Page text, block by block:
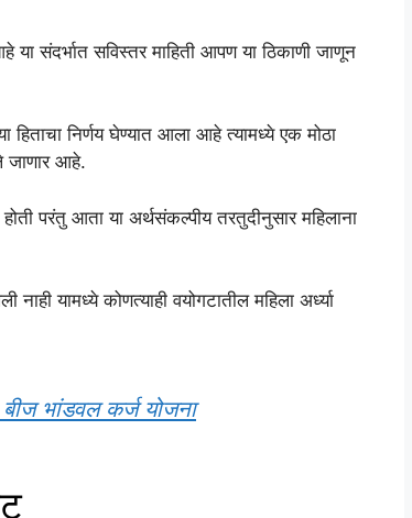
संदर्भात सविस्तर माहिती आपण या ठिकाणी जाणून
हिताचा निर्णय घेण्यात आला आहे त्यामध्ये एक मोठा
जाणार आहे.
परंतु आता या अर्थसंकल्पीय तरतुदीनुसार महिलाना
यामध्ये कोणत्याही वयोगटातील महिला अर्ध्या
भांडवल कर्ज योजना